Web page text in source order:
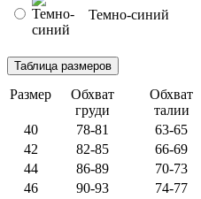
Темно-синий
Размер
Обхват
груди
Обхват
талии
40 78-81 63-65
42
82-85 66-69
44
86-89 70-73
46
90-93 74-77